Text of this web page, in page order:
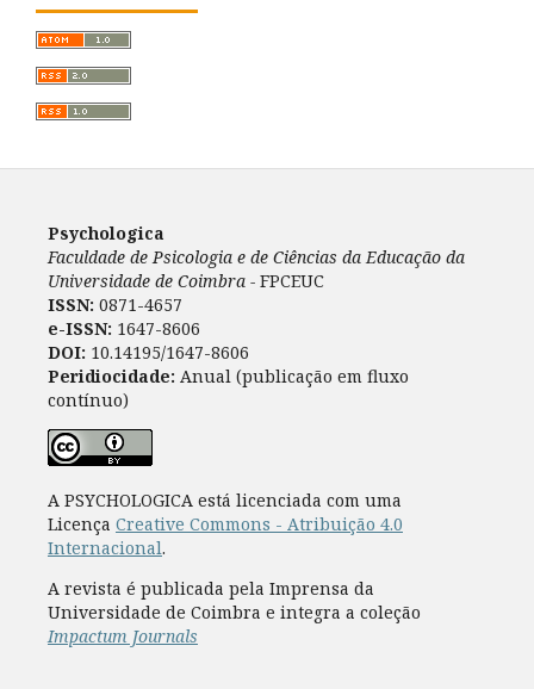
Psychologica
Faculdade de Psicologia e de Ciências da Educação da
Universidade de Coimbra - FPCEUC
ISSN: 0871-4657
e-ISSN: 1647-8606
DOI: 10.14195/1647-8606
Peridiocidade: Anual (publicação em fluxo
contínuo)
A PSYCHOLOGICA está licenciada com uma
Licença Creative Commons - Atribuição 4.0
Internacional.
A revista é publicada pela Imprensa da
Universidade de Coimbra e integra a coleção
Impactum Journals